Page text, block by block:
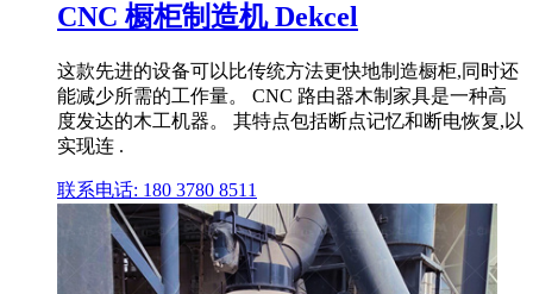
CNC 橱柜制造机 Dekcel
这款先进的设备可以比传统方法更快地制造橱柜,同时还
能减少所需的工作量。 CNC 路由器木制家具是一种高
度发达的木工机器。 其特点包括断点记忆和断电恢复,以
实现连 .
联系电话: 180 3780 8511